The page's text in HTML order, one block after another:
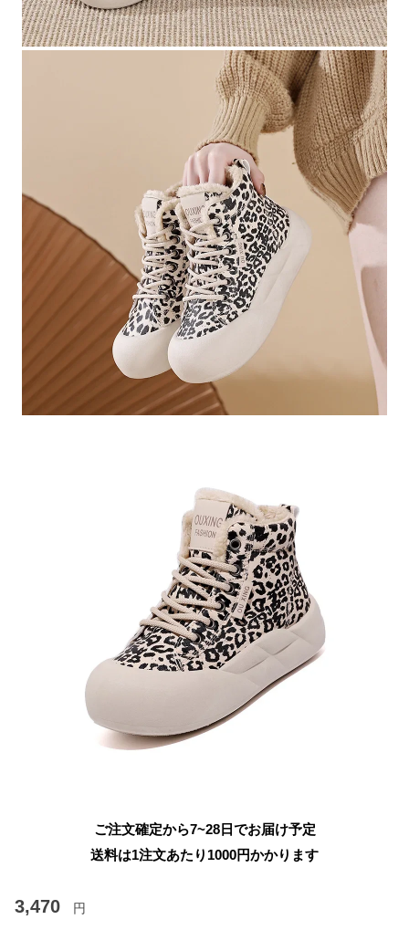
ご注文確定から7~28日でお届け予定
送料は1注文あたり 1000円かかります
3,470 円